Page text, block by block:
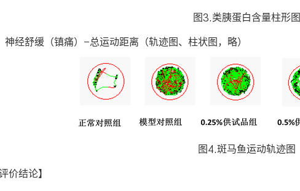
图3.类胰蛋白含量柱形图
神经舒缓（镇痛）-总运动距离（轨迹图、柱状图，略）
图4.斑马鱼运动轨迹图
价结论】